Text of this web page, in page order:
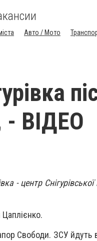
Авто / Мото
- ВІДЕО
- центр Снігурівської
Свободи. ЗСУ йдуть